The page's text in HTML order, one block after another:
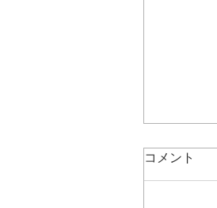
コメント